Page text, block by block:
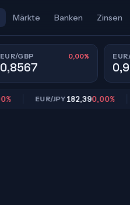
Märkte Banken Zinsen
EUR/GBP 0,00%
0,8567
EUR/JPY182,390,00%